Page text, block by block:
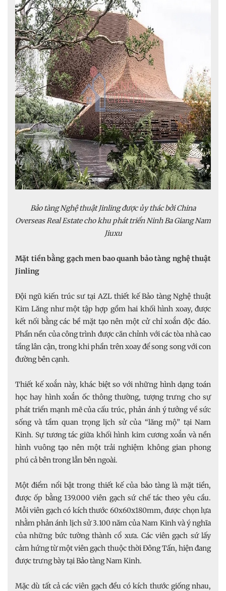
Bảo tàng Nghệ thuật Jinling được ủy thác bởi China
Overseas Real Estate cho khu phát triển Ninh Ba Giang Nam
Jiuxu
Mặt tiền bằng gạch men bao quanh bảo tàng nghệ thuật
Jinling
Đội ngũ kiến trúc sư tại AZL thiết kế Bảo tàng Nghệ thuật
Kim Lăng như một tập hợp gồm hai khối hình xoay, được
kết nối bằng các bề mặt tạo nên một cử chỉ xoắn độc đáo.
Phần nền của công trình được căn chỉnh với các tòa nhà cao
tầng lân cận, trong khi phần trên xoay để song song với con
đường bên cạnh.
Thiết kế xoắn này, khác biệt so với những hình dạng toán
học hay hình xoắn ốc thông thường, tượng trưng cho sự
phát triển mạnh mẽ của cấu trúc, phản ánh ý tưởng về sức
sống và tầm quan trọng lịch sử của “lăng mộ” tại Nam
Kinh. Sự tương tác giữa khối hình kim cương xoắn và nền
hình vuông tạo nên một trải nghiệm không gian phong
phú cả bên trong lẫn bên ngoài.
Một điểm nổi bật trong thiết kế của bảo tàng là mặt tiền,
được ốp bằng 139.000 viên gạch sứ chế tác theo yêu cầu.
Mỗi viên gạch có kích thước 60x60x180mm, được chọn lựa
nhằm phản ánh lịch sử 3.100 năm của Nam Kinh và ý nghĩa
của những bức tường thành cổ xưa. Các viên gạch sứ lấy
cảm hứng từ một viên gạch thuộc thời Đông Tấn, hiện đang
được trưng bày tại Bảo tàng Nam Kinh.
Mặc dù tất cả các viên gạch đều có kích thước giống nhau,